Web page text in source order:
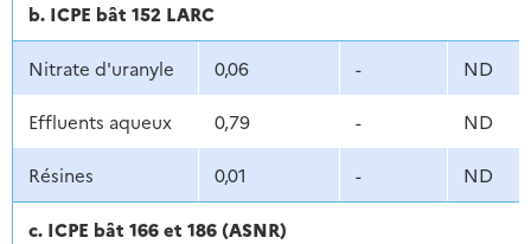
b. ICPE bât 152 LARC
Nitrate d'uranyle 0,06 - ND
Effluents aqueux 0,79 - ND
Résines 0,01 - ND
c. ICPE bât 166 et 186 (ASNR)